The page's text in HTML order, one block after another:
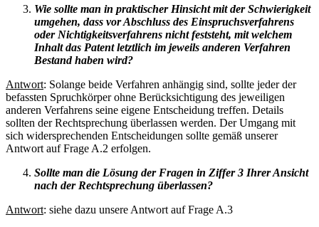
Wie sollte man in praktischer Hinsicht mit der Schwierigkeit
umgehen, dass vor Abschluss des Einspruchsverfahrens
oder Nichtigkeitsverfahrens nicht feststeht, mit welchem
Inhalt das Patent letztlich im jeweils anderen Verfahren
Bestand haben wird?
Antwort: Solange beide Verfahren anhängig sind, sollte jeder der
befassten Spruchkörper ohne Berücksichtigung des jeweiligen
anderen Verfahrens seine eigene Entscheidung treffen. Details
sollten der Rechtsprechung überlassen werden. Der Umgang mit
sich widersprechenden Entscheidungen sollte gemäß unserer
Antwort auf Frage A.2 erfolgen.
Sollte man die Lösung der Fragen in Ziffer 3 Ihrer Ansicht
nach der Rechtsprechung überlassen?
Antwort: siehe dazu unsere Antwort auf Frage A.3